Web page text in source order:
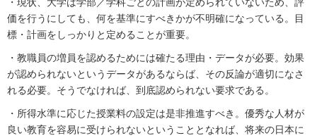
価を行うにしても、何を基準にすべきかが不明確になっている。目
標・計画をしっかりと定めることが重要。
・教職員の増員を認めるためには確たる理由・データが必要。効果
が認められないというデータがあるならば、その反論が適切になさ
れる必要。そうでなければ、到底認められない要求である。
・所得水準に応じた授業料の設定は是非推進すべき。優秀な人材が
良い教育を容易に受けられないということとなれば、将来の日本に